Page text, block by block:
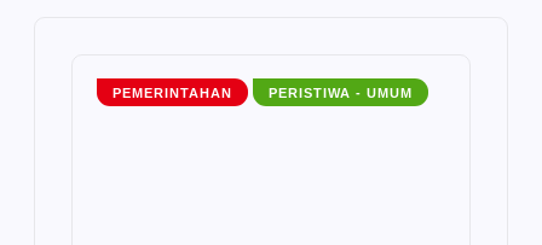
PEMERINTAHAN PERISTIWA - UMUM